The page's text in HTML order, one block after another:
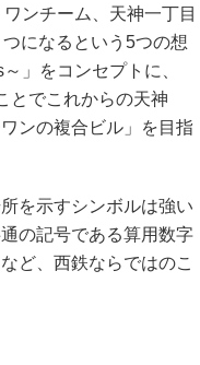
ンチーム、天神一丁目
になるという5つの想
」をコンセプトに、
とでこれからの天神
ンの複合ビル」を目指
を示すシンボルは強い
の記号である算用数字
ど、西鉄ならではのこ